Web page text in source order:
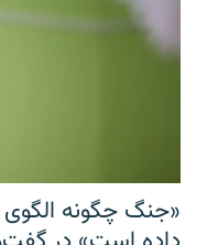
«جنگ چگونه الگوی